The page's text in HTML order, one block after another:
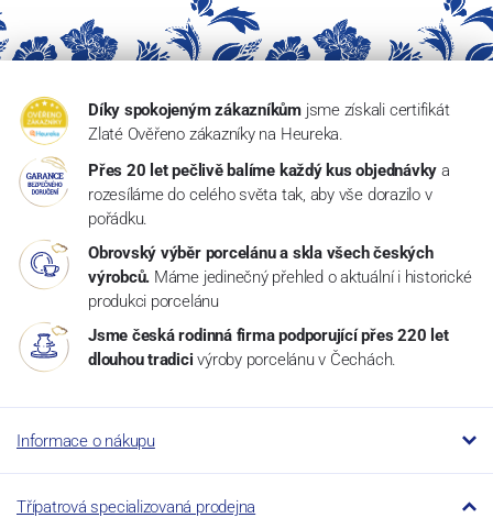
Díky spokojeným zákazníkům jsme získali certifikát
Zlaté Ověřeno zákazníky na Heureka.
Přes 20 let pečlivě balíme každý kus objednávky a
rozesíláme do celého světa tak, aby vše dorazilo v
pořádku.
Obrovský výběr porcelánu a skla všech českých
výrobců. Máme jedinečný přehled o aktuální i historické
produkci porcelánu
Jsme česká rodinná firma podporující přes 220 let
dlouhou tradici výroby porcelánu v Čechách.
Informace o nákupu
Třípatrová specializovaná prodejna